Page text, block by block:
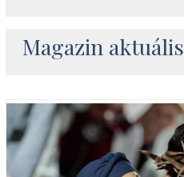
Magazin aktuális